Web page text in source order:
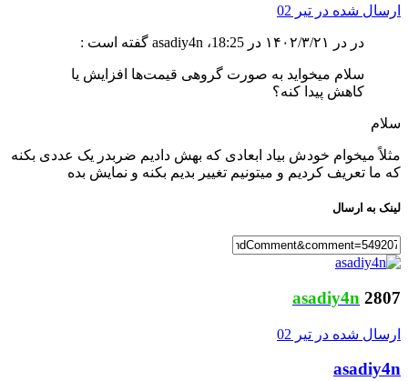
ارسال شده در تیر 02
در در ۱۴۰۲/۳/۲۱ در 18:25، asadiy4n گفته است :
سلام میخواید به صورت گروهی قیمت‌ها افزایش یا
کاهش پیدا کنه؟
سلام
مثلاً میخوام خودش بیاد ابعادی که بهش دادیم ضربدر یک عددی بکنه
که ما تعریف کردیم و میتونیم تغییر بدیم بکنه و نمایش بده
لینک به ارسال
asadiy4n 2807
ارسال شده در تیر 02
asadiy4n